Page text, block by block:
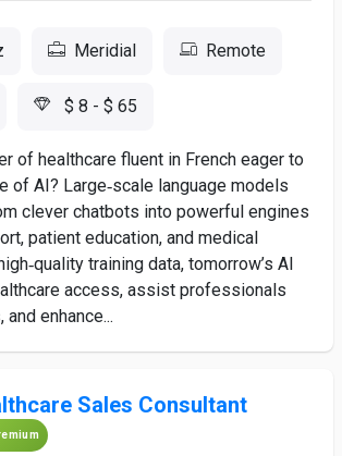
Meridial Remote
$ 8 - $ 65
of healthcare fluent in French eager to
of AI? Large‑scale language models
clever chatbots into powerful engines
patient education, and medical
training data, tomorrow’s AI
access, assist professionals
enhance...
Sales Consultant